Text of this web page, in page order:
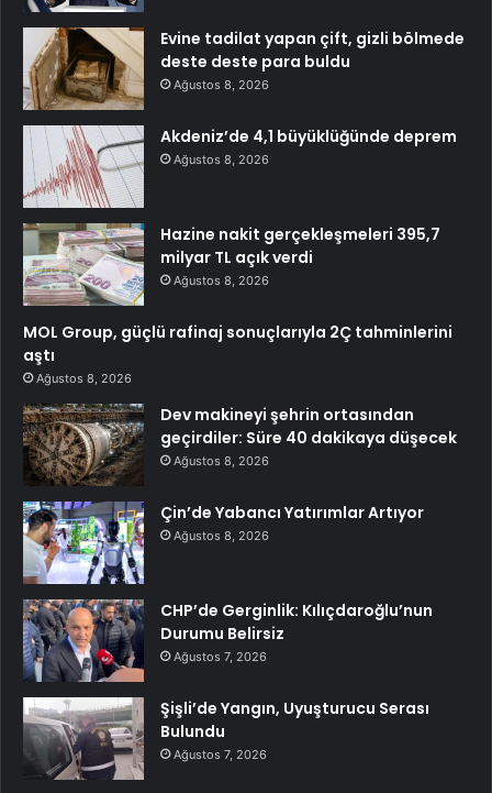
Evine tadilat yapan çift, gizli bölmede
deste deste para buldu
Ağustos 8, 2026
Akdeniz’de 4,1 büyüklüğünde deprem
Ağustos 8, 2026
Hazine nakit gerçekleşmeleri 395,7
milyar TL açık verdi
Ağustos 8, 2026
MOL Group, güçlü rafinaj sonuçlarıyla 2Ç tahminlerini
aştı
Ağustos 8, 2026
Dev makineyi şehrin ortasından
geçirdiler: Süre 40 dakikaya düşecek
Ağustos 8, 2026
Çin’de Yabancı Yatırımlar Artıyor
Ağustos 8, 2026
CHP’de Gerginlik: Kılıçdaroğlu’nun
Durumu Belirsiz
Ağustos 7, 2026
Şişli’de Yangın, Uyuşturucu Serası
Bulundu
Ağustos 7, 2026